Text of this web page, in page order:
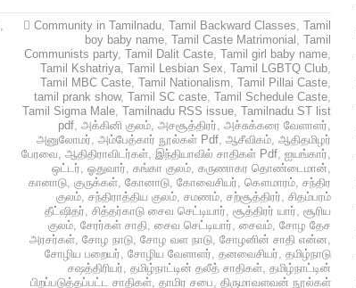
,
Community in Tamilnadu, Tamil Backward Classes, Tamil
boy baby name, Tamil Caste Matrimonial , Tamil
Communists party, Tamil Dalit Caste, Tamil girl baby name,
Tamil Kshatriya, Tamil Lesbian Sex, Tamil LGBTQ Club,
Tamil MBC Caste, Tamil Nationalism, Tamil Pillai Caste,
tamil prank show, Tamil SC caste, Tamil Schedule Caste,
Tamil Sigma Male, Tamilnadu RSS issue, Tamilnadu ST list
pdf, அக்கினி குலம், அசசூத்திரர், அச்சுக்கரை வேளாளர்,
அனுலோமர், அம்பேத்கார் நூல்கள் Pdf, ஆசீவிகம், ஆதிதமிழர்
பேரவை, ஆதிதிராவிடர்கள், இந்தியாவில் சாதிகள் Pdf, ஐயங்கார்,
ஒட்டர், ஓதுவார், கங்கா குலம், கருணாகர தொண்டைமான்,
கானாடு, குருக்கள், கோனாடு, கோவைசியர், கௌமாரம், சந்திர
குலம், சந்திராத்திய குலம், சமணம், சற்சூத்திரர், சிதம்பரம்
தீட்ஷிதர், சித்தர்காடு சைவ செட்டியார், சூத்திரர் யார், சூரிய
குலம், சேரர்கள் சாதி, சைவ செட்டியார், சைவம், சோழ தேச
அரசர்கள், சோழ நாடு, சோழ வள நாடு, சோழனின் சாதி என்ன,
சோழிய பறையர், சோழிய வேளாளர், தனவைசியர், தமிழ்நாடு
சஷத்திரியர், தமிழ்நாட்டின் தலீத் சாதிகள், தமிழ்நாட்டின்
பிறப்படுத்தப்பட்ட சாதிகள், தாமிர சபை, திருமாவளவன் நூல்கள்